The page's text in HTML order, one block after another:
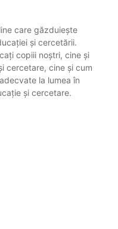
care găzduiește
și cercetării.
copiii noștri, cine și
cercetare, cine și cum
la lumea în
și cercetare.